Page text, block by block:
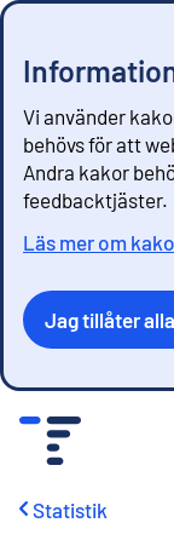
Vi använder
behövs för att
Andra kakor
feedbacktjäster.
Läs mer om
Jag tillåter
Statistik